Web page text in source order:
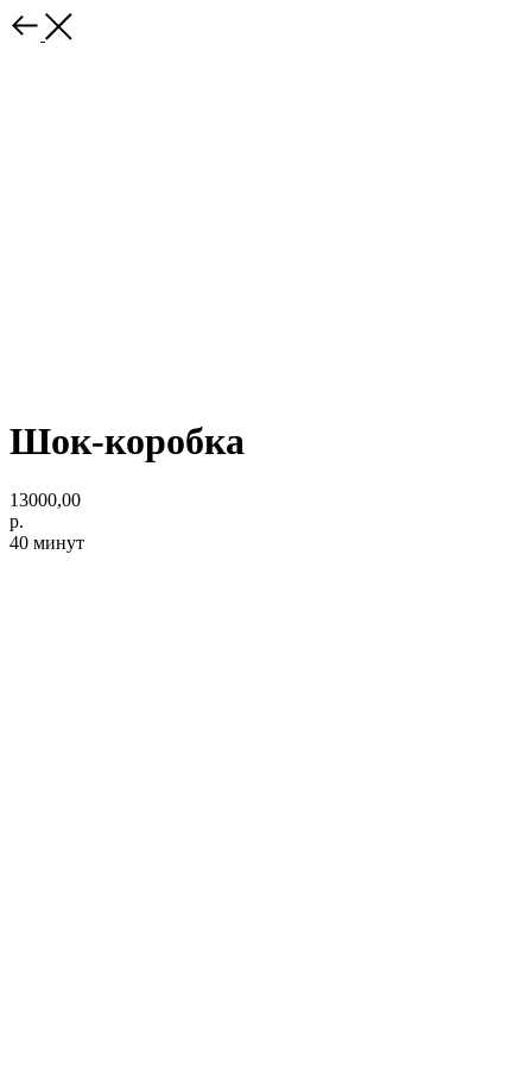
Шок-коробка
13000,00
р.
40 минут